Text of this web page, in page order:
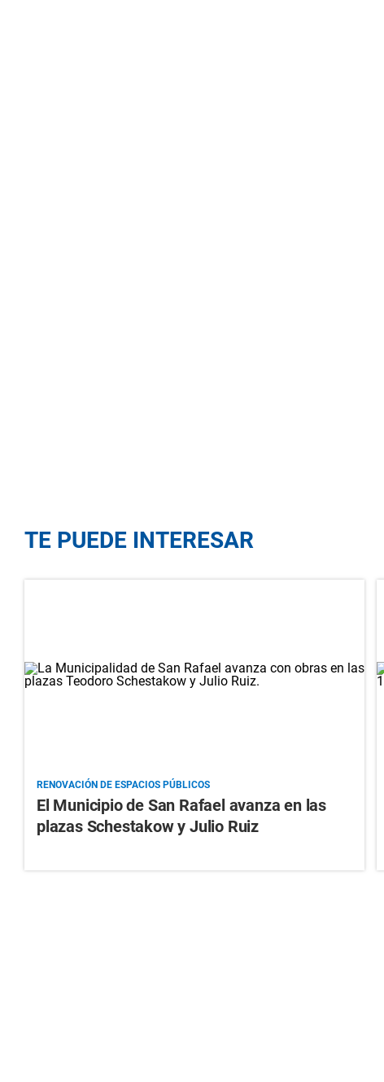
TE PUEDE INTERESAR
RENOVACIÓN DE ESPACIOS PÚBLICOS
El Municipio de San Rafael avanza en las
plazas Schestakow y Julio Ruiz